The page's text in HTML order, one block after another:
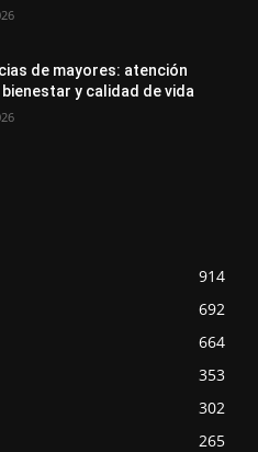
de mayores: atención
y calidad de vida
914
692
664
353
302
265